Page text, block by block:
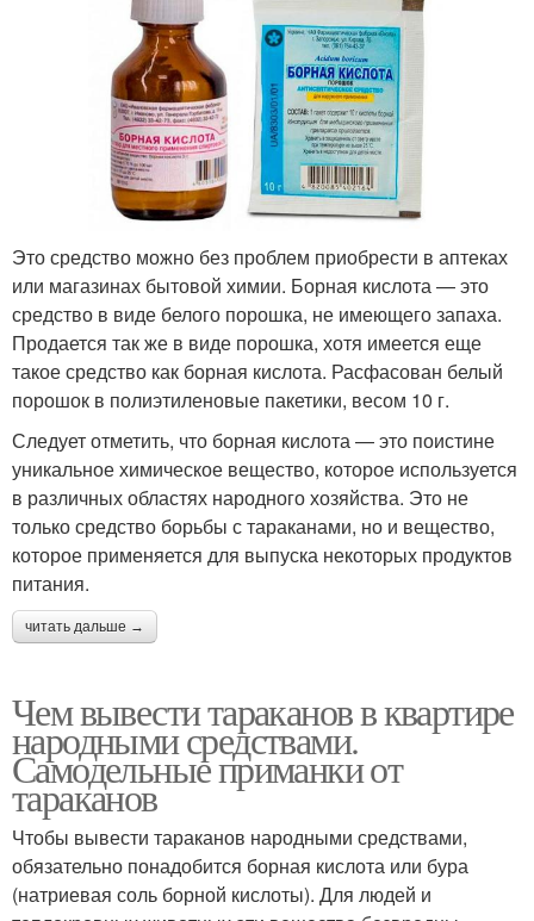
Это средство можно без проблем приобрести в аптеках
или магазинах бытовой химии. Борная кислота — это
средство в виде белого порошка, не имеющего запаха.
Продается так же в виде порошка, хотя имеется еще
такое средство как борная кислота. Расфасован белый
порошок в полиэтиленовые пакетики, весом 10 г.
Следует отметить, что борная кислота — это поистине
уникальное химическое вещество, которое используется
в различных областях народного хозяйства. Это не
только средство борьбы с тараканами, но и вещество,
которое применяется для выпуска некоторых продуктов
питания.
читать дальше →
Чем вывести тараканов в квартире
народными средствами.
Самодельные приманки от
тараканов
Чтобы вывести тараканов народными средствами,
обязательно понадобится борная кислота или бура
(натриевая соль борной кислоты). Для людей и